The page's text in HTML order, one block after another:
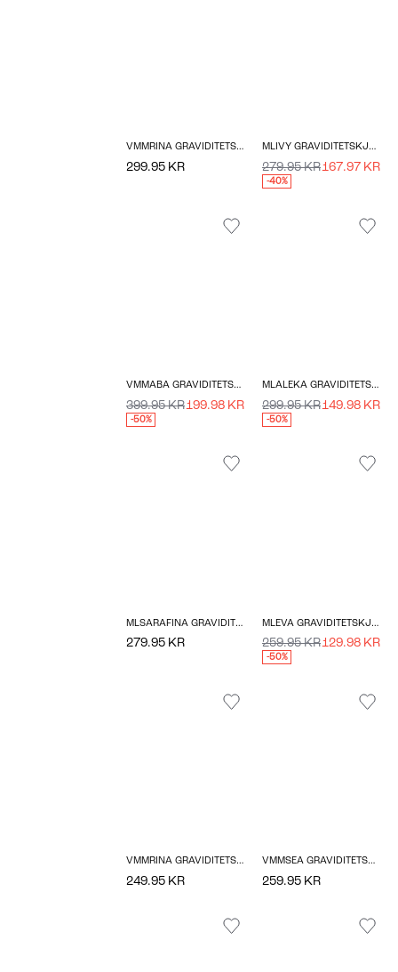
VMMRINA GRAVIDITETSBUKSER
299.95 KR
MLIVY GRAVIDITETSKJOLE
279.95 KR167.97 KR
-40%
VMMABA GRAVIDITETSKJOLE
399.95 KR199.98 KR
-50%
MLALEKA GRAVIDITETSTOP
299.95 KR149.98 KR
-50%
MLSARAFINA GRAVIDITETSKJOLE
279.95 KR
MLEVA GRAVIDITETSKJOLE
259.95 KR129.98 KR
-50%
VMMRINA GRAVIDITETSTOP
249.95 KR
VMMSEA GRAVIDITETSKJOLE
259.95 KR